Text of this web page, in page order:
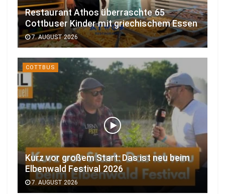
Restaurant Athos überraschte 65
Cottbuser Kinder mit griechischem Essen
7. AUGUST 2026
COTTBUS
Kurz vor großem Start: Das ist neu beim
Elbenwald Festival 2026
7. AUGUST 2026